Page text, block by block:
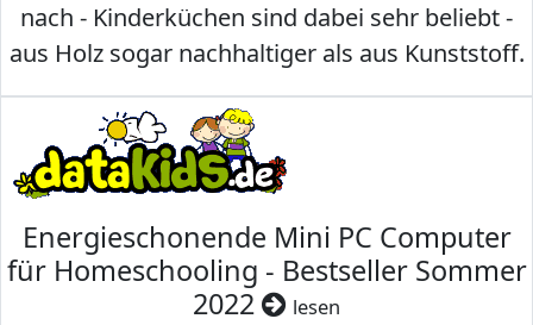
nach - Kinderküchen sind dabei sehr beliebt -
aus Holz sogar nachhaltiger als aus Kunststoff.
Energieschonende Mini PC Computer
für Homeschooling - Bestseller Sommer
2022
lesen